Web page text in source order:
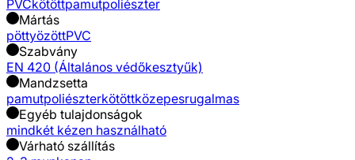
PVCkötöttpamutpoliészter
Mártás
pöttyözöttPVC
Szabvány
EN 420 (Általános védőkesztyűk)
Mandzsetta
pamutpoliészterkötöttközepesrugalmas
Egyéb tulajdonságok
mindkét kézen használható
Várható szállítás